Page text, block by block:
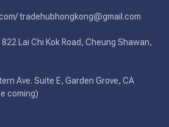
tradehubhongkong@gmail.com
Lai Chi Kok Road, Cheung Shawan,
Ave. Suite E, Garden Grove, CA
coming)